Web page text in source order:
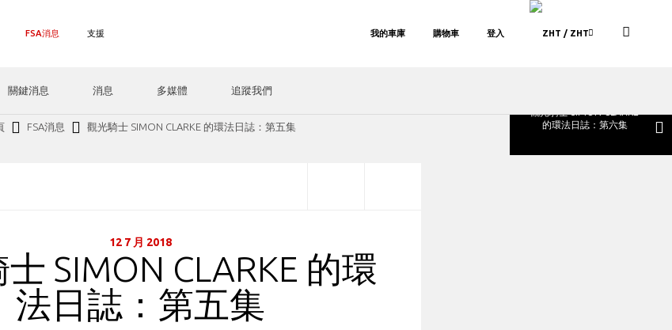
/ ZHT
我的車庫 購物車 登入
FSA消息
關鍵消息 消息 多媒體 追蹤我們
支援
FSA消息 觀光騎士 SIMON CLARKE 的環法日誌：第五集
的環法日誌：第六集
12 7 月 2018
SIMON CLARKE 的環
法日誌：第五集